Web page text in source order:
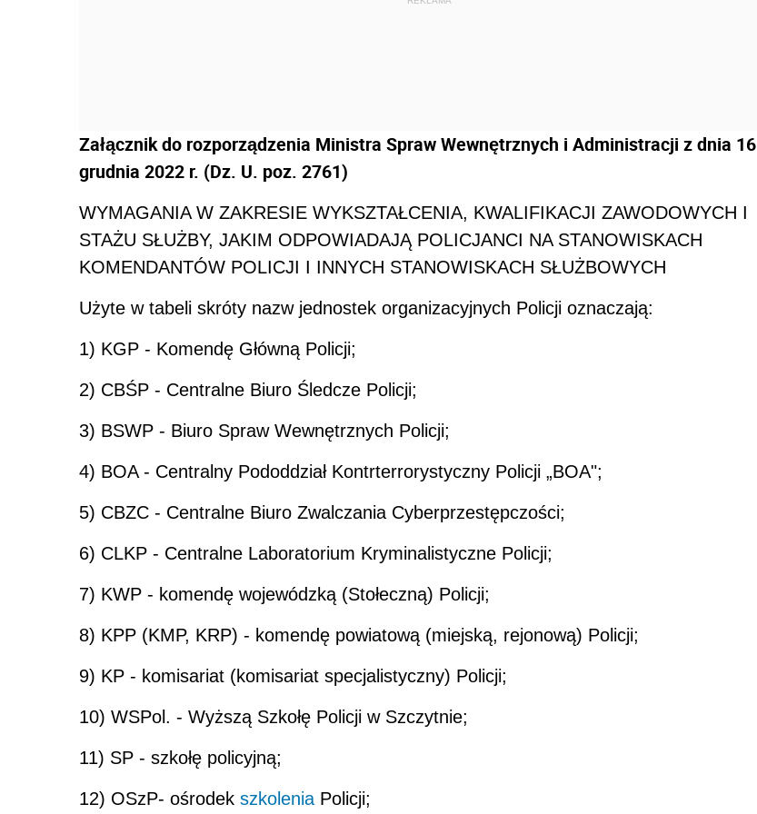
Załącznik do rozporządzenia Ministra Spraw Wewnętrznych i Administracji z dnia 16
grudnia 2022 r. (Dz. U. poz. 2761)
WYMAGANIA W ZAKRESIE WYKSZTAŁCENIA, KWALIFIKACJI ZAWODOWYCH I
STAŻU SŁUŻBY, JAKIM ODPOWIADAJĄ POLICJANCI NA STANOWISKACH
KOMENDANTÓW POLICJI I INNYCH STANOWISKACH SŁUŻBOWYCH
Użyte w tabeli skróty nazw jednostek organizacyjnych Policji oznaczają:
1) KGP - Komendę Główną Policji;
2) CBŚP - Centralne Biuro Śledcze Policji;
3) BSWP - Biuro Spraw Wewnętrznych Policji;
4) BOA - Centralny Pododdział Kontrterrorystyczny Policji „BOA";
5) CBZC - Centralne Biuro Zwalczania Cyberprzestępczości;
6) CLKP - Centralne Laboratorium Kryminalistyczne Policji;
7) KWP - komendę wojewódzką (Stołeczną) Policji;
8) KPP (KMP, KRP) - komendę powiatową (miejską, rejonową) Policji;
9) KP - komisariat (komisariat specjalistyczny) Policji;
10) WSPol. - Wyższą Szkołę Policji w Szczytnie;
11) SP - szkołę policyjną;
12) OSzP- ośrodek szkolenia Policji;